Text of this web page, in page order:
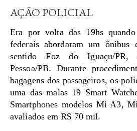
AÇÃO POLICIAL
Era por volta das 19hs quando
federais abordaram um ônibus
sentido Foz do Iguaçu/PR,
Pessoa/PB. Durante
bagagens dos passageiros, os
uma das malas 19 Smart
Smartphones modelos Mi A3,
avaliados em R$ 70 mil.